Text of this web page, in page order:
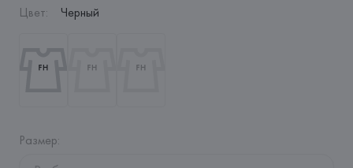
Цвет: Черный
Размер: